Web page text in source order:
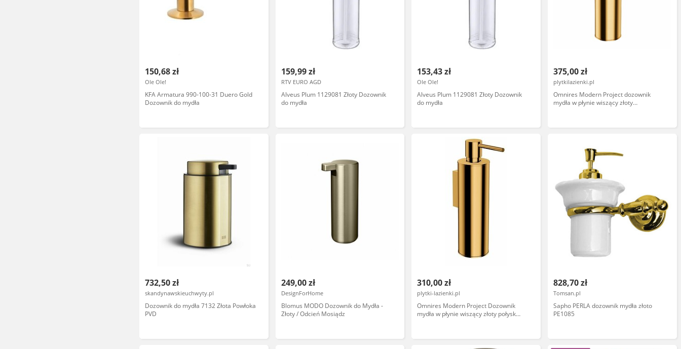
150,68 zł
Ole Ole!
KFA Armatura 990-100-31 Duero Gold
Dozownik do mydła
159,99 zł
RTV EURO AGD
Alveus Plum 1129081 Złoty Dozownik
do mydła
153,43 zł
Ole Ole!
Alveus Plum 1129081 Złoty Dozownik
do mydła
375,00 zł
plytkilazienki.pl
Omnires Modern Project dozownik
mydła w płynie wiszący złoty
732,50 zł
skandynawskieuchwyty.pl
Dozownik do mydła 7132 Złota Powłoka
PVD
249,00 zł
DesignForHome
Blomus MODO Dozownik do Mydła -
Złoty / Odcień Mosiądz
310,00 zł
plytki-lazienki.pl
Omnires Modern Project Dozownik
mydła w płynie wiszący złoty połysk
828,70 zł
Tomsan.pl
Sapho PERLA dozownik mydła złoto
PE1085